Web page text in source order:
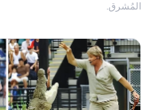
المُشرق.